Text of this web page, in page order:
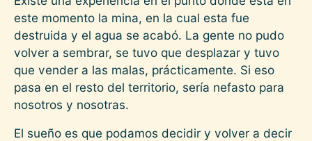
este momento la mina, en la cual esta fue
destruida y el agua se acabó. La gente no pudo
volver a sembrar, se tuvo que desplazar y tuvo
que vender a las malas, prácticamente. Si eso
pasa en el resto del territorio, sería nefasto para
nosotros y nosotras.
El sueño es que podamos decidir y volver a decir